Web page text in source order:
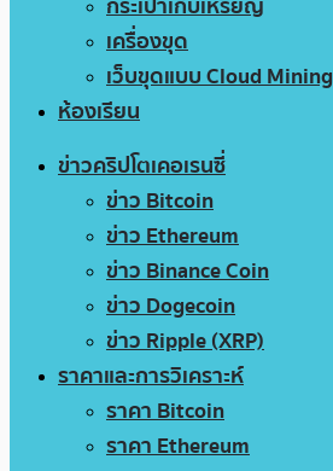
เครื่องขุด
เว็บขุดแบบ Cloud Mining
ห้องเรียน
ข่าวคริปโตเคอเรนซี่
ข่าว Bitcoin
ข่าว Ethereum
ข่าว Binance Coin
ข่าว Dogecoin
ข่าว Ripple (XRP)
ราคาและการวิเคราะห์
ราคา Bitcoin
ราคา Ethereum